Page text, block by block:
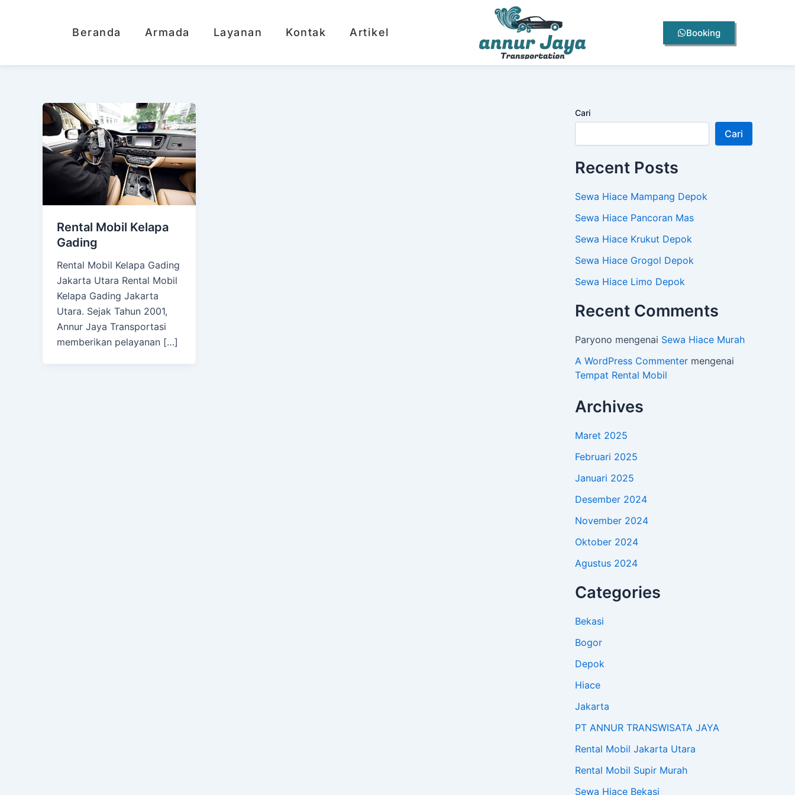
Beranda Armada Layanan Kontak Artikel Booking
Rental Mobil Kelapa
Gading
Rental Mobil Kelapa Gading
Jakarta Utara Rental Mobil
Kelapa Gading Jakarta
Utara. Sejak Tahun 2001,
Annur Jaya Transportasi
memberikan pelayanan […]
Cari
Cari
Recent Posts
Sewa Hiace Mampang Depok
Sewa Hiace Pancoran Mas
Sewa Hiace Krukut Depok
Sewa Hiace Grogol Depok
Sewa Hiace Limo Depok
Recent Comments
Paryono mengenai Sewa Hiace Murah
A WordPress Commenter mengenai
Tempat Rental Mobil
Archives
Maret 2025
Februari 2025
Januari 2025
Desember 2024
November 2024
Oktober 2024
Agustus 2024
Categories
Bekasi
Bogor
Depok
Hiace
Jakarta
PT ANNUR TRANSWISATA JAYA
Rental Mobil Jakarta Utara
Rental Mobil Supir Murah
Sewa Hiace Bekasi